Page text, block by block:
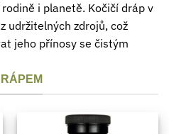
i planetě. Kočičí dráp v
udržitelných zdrojů, což
jeho přínosy se čistým